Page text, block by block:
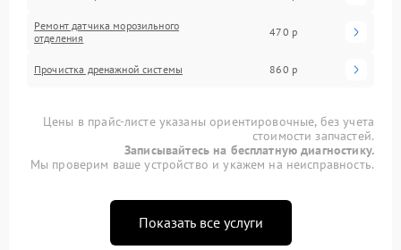
Ремонт датчика морозильного
отделения
470 р
Прочистка дренажной системы 860 р
Цены в прайс-листе указаны ориентировочные, без учета
стоимости запчастей.
Записывайтесь на бесплатную диагностику.
Мы проверим ваше устройство и укажем на неисправность.
Показать все услуги